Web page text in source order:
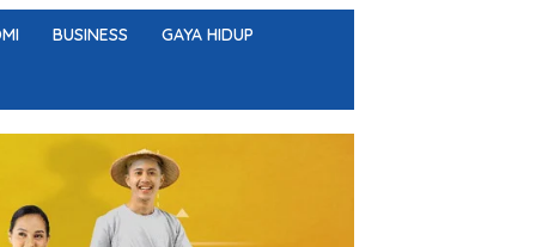
BUSINESS GAYA HIDUP